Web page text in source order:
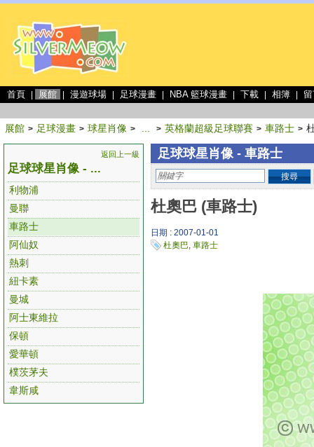
首頁 展館 漫遊球場 足球漫畫 NBA 籃球漫畫 下載 相簿
展館 > 足球漫畫 > 球星肖像 > > 英格蘭超級足球聯賽 > 車路士 >
返回上一級
足球球星肖像 - ...
利物浦
曼聯
車路士
阿仙奴
熱刺
紐卡素
曼城
阿士東維拉
保頓
愛華頓
樸茨茅夫
韋斯咸
足球球星肖像 - 車路士
搜尋
杜奧巴 (車路士)
日期 : 2007-01-01
杜奧巴, 車路士